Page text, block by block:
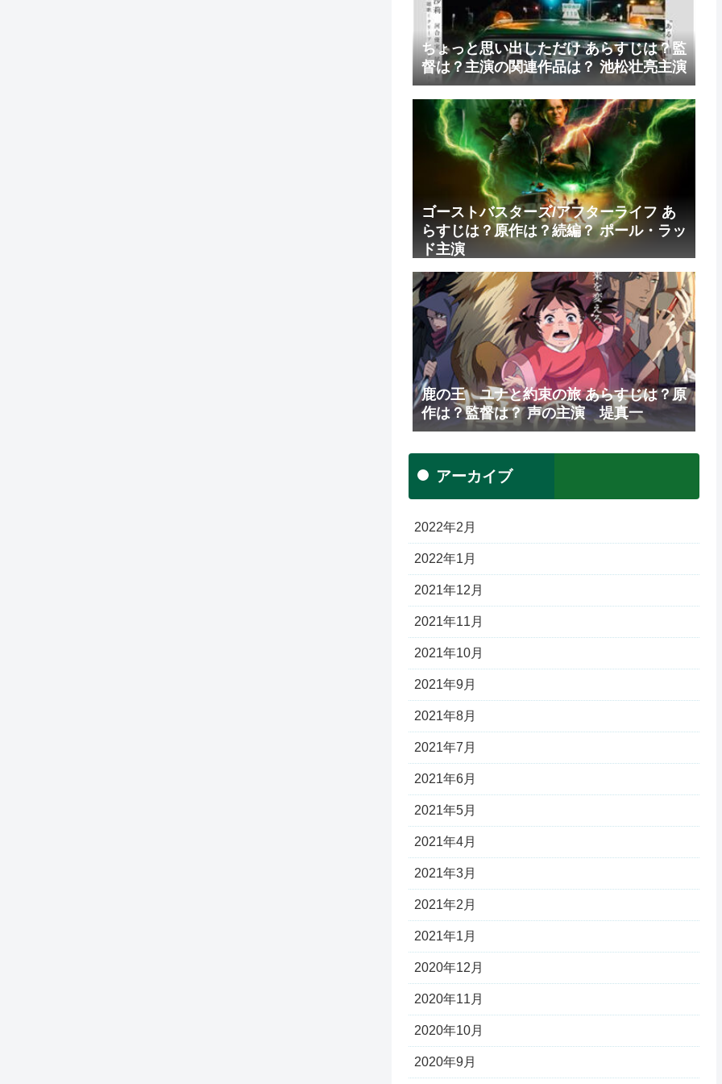
ちょっと思い出しただけ あらすじは？監
督は？主演の関連作品は？ 池松壮亮主演
ゴーストバスターズ/アフターライフ あ
らすじは？原作は？続編？ ポール・ラッ
ド主演
鹿の王 ユナと約束の旅 あらすじは？原
作は？監督は？ 声の主演 堤真一
アーカイブ
2022年2月
2022年1月
2021年12月
2021年11月
2021年10月
2021年9月
2021年8月
2021年7月
2021年6月
2021年5月
2021年4月
2021年3月
2021年2月
2021年1月
2020年12月
2020年11月
2020年10月
2020年9月